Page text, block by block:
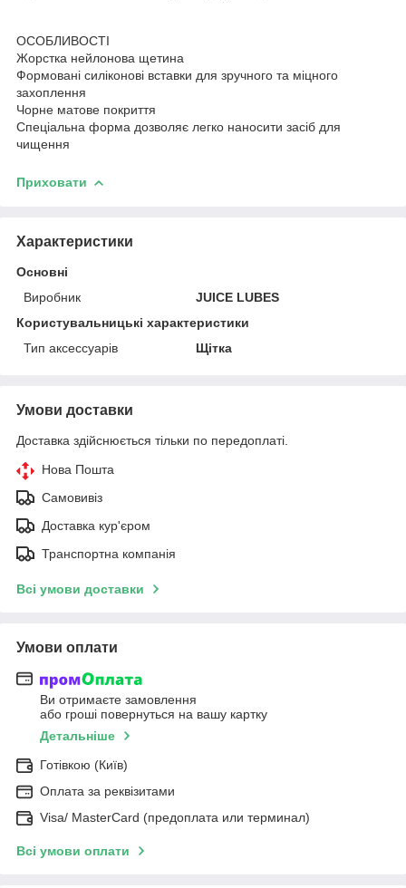
ОСОБЛИВОСТІ
Жорстка нейлонова щетина
Формовані силіконові вставки для зручного та міцного
захоплення
Чорне матове покриття
Спеціальна форма дозволяє легко наносити засіб для
чищення
Приховати
Характеристики
Основні
Виробник
JUICE LUBES
Користувальницькі характеристики
Тип аксессуарів
Щітка
Умови доставки
Доставка здійснюється тільки по передоплаті.
Нова Пошта
Самовивіз
Доставка кур'єром
Транспортна компанія
Всі умови доставки
Умови оплати
Ви отримаєте замовлення
або гроші повернуться на вашу картку
Детальніше
Готівкою (Київ)
Оплата за реквізитами
Visa/ MasterCard (предоплата или терминал)
Всі умови оплати